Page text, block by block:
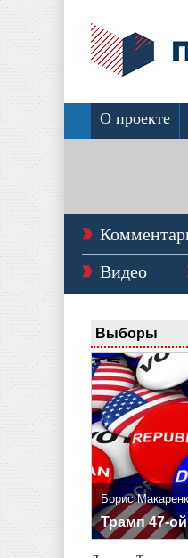
О проекте
Видео
Выборы
Борис
Трамп 47-ой